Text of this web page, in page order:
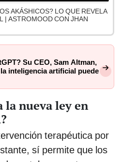
AKÁSHICOS? LO QUE REVELA
| ASTROMOOD CON JHAN
Su CEO, Sam Altman,
inteligencia artificial puede
la nueva ley en
terapéutica por
sí permite que los